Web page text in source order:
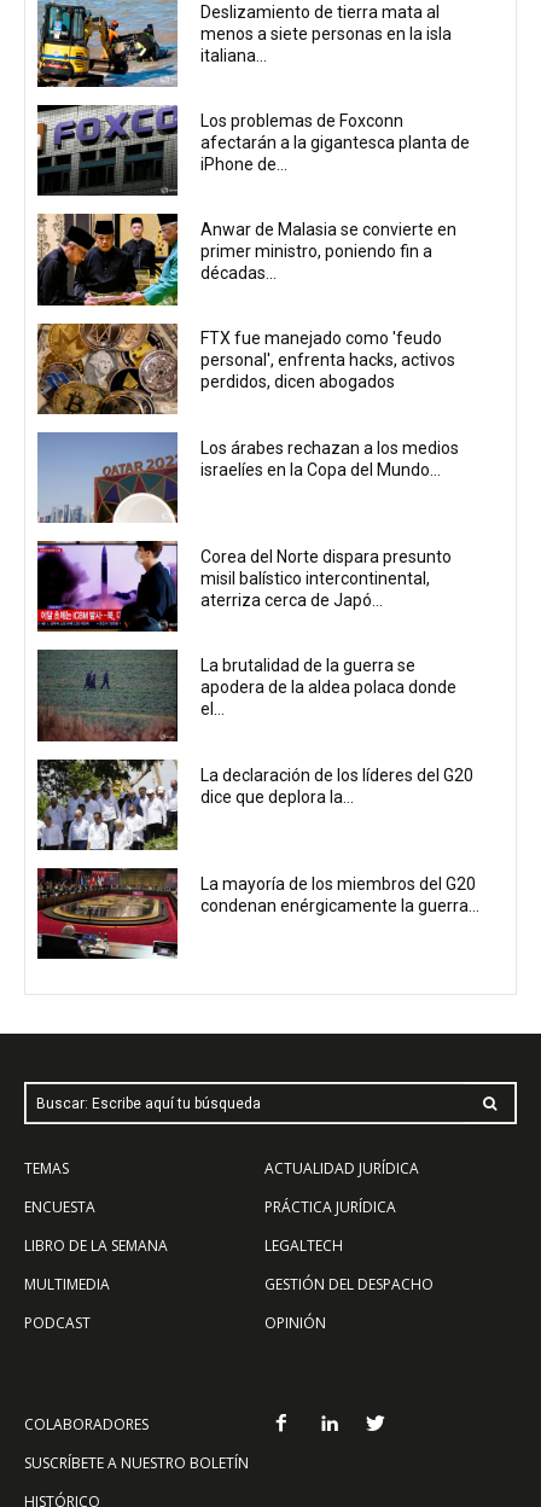
Deslizamiento de tierra mata al
menos a siete personas en la isla
italiana...
Los problemas de Foxconn
afectarán a la gigantesca planta de
iPhone de...
Anwar de Malasia se convierte en
primer ministro, poniendo fin a
décadas...
FTX fue manejado como 'feudo
personal', enfrenta hacks, activos
perdidos, dicen abogados
Los árabes rechazan a los medios
israelíes en la Copa del Mundo...
Corea del Norte dispara presunto
misil balístico intercontinental,
aterriza cerca de Japó...
La brutalidad de la guerra se
apodera de la aldea polaca donde
el...
La declaración de los líderes del G20
dice que deplora la...
La mayoría de los miembros del G20
condenan enérgicamente la guerra...
Buscar: Escribe aquí tu búsqueda
TEMAS
ENCUESTA
LIBRO DE LA SEMANA
MULTIMEDIA
PODCAST
ACTUALIDAD JURÍDICA
PRÁCTICA JURÍDICA
LEGALTECH
GESTIÓN DEL DESPACHO
OPINIÓN
COLABORADORES
SUSCRÍBETE A NUESTRO BOLETÍN
HISTÓRICO